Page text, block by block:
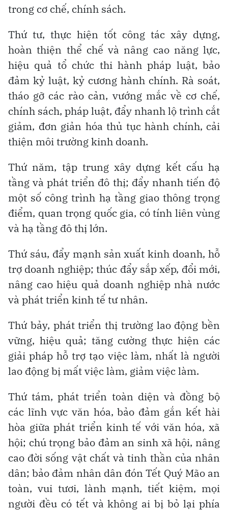
trong cơ chế, chính sách.
Thứ tư, thực hiện tốt công tác xây dựng,
hoàn thiện thể chế và nâng cao năng lực,
hiệu quả tổ chức thi hành pháp luật, bảo
đảm kỷ luật, kỷ cương hành chính. Rà soát,
tháo gỡ các rào cản, vướng mắc về cơ chế,
chính sách, pháp luật, đẩy nhanh lộ trình cắt
giảm, đơn giản hóa thủ tục hành chính, cải
thiện môi trường kinh doanh.
Thứ năm, tập trung xây dựng kết cấu hạ
tầng và phát triển đô thị; đẩy nhanh tiến độ
một số công trình hạ tầng giao thông trọng
điểm, quan trọng quốc gia, có tính liên vùng
và hạ tầng đô thị lớn.
Thứ sáu, đẩy mạnh sản xuất kinh doanh, hỗ
trợ doanh nghiệp; thúc đẩy sắp xếp, đổi mới,
nâng cao hiệu quả doanh nghiệp nhà nước
và phát triển kinh tế tư nhân.
Thứ bảy, phát triển thị trường lao động bền
vững, hiệu quả; tăng cường thực hiện các
giải pháp hỗ trợ tạo việc làm, nhất là người
lao động bị mất việc làm, giảm việc làm.
Thứ tám, phát triển toàn diện và đồng bộ
các lĩnh vực văn hóa, bảo đảm gắn kết hài
hòa giữa phát triển kinh tế với văn hóa, xã
hội; chú trọng bảo đảm an sinh xã hội, nâng
cao đời sống vật chất và tinh thần của nhân
dân; bảo đảm nhân dân đón Tết Quý Mão an
toàn, vui tươi, lành mạnh, tiết kiệm, mọi
người đều có tết và không ai bị bỏ lại phía